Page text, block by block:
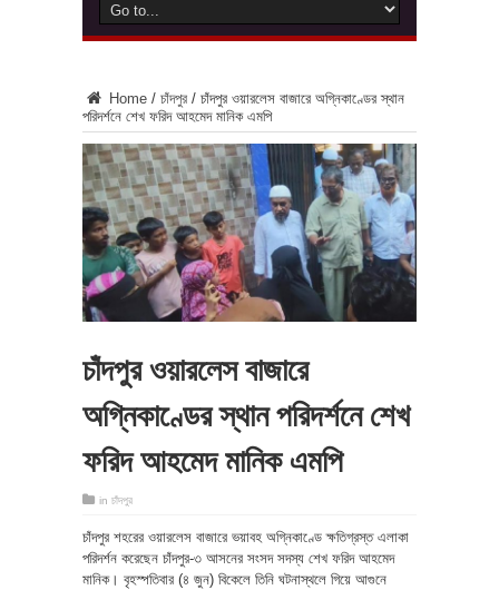
Home / চাঁদপুর / চাঁদপুর ওয়ারলেস বাজারে অগ্নিকাণ্ডের স্থান
পরিদর্শনে শেখ ফরিদ আহমেদ মানিক এমপি
চাঁদপুর ওয়ারলেস বাজারে
অগ্নিকাণ্ডের স্থান পরিদর্শনে শেখ
ফরিদ আহমেদ মানিক এমপি
in চাঁদপুর
চাঁদপুর শহরের ওয়ারলেস বাজারে ভয়াবহ অগ্নিকাণ্ডে ক্ষতিগ্রস্ত এলাকা
পরিদর্শন করেছেন চাঁদপুর-৩ আসনের সংসদ সদস্য শেখ ফরিদ আহমেদ
মানিক। বৃহস্পতিবার (৪ জুন) বিকেলে তিনি ঘটনাস্থলে গিয়ে আগুনে